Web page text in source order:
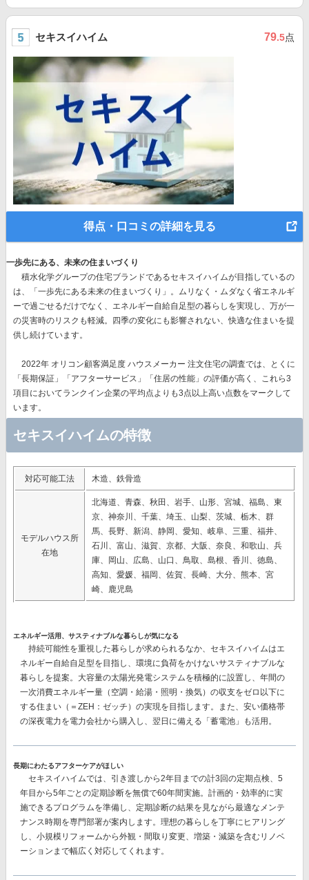
セキスイハイム 79.5点
得点・口コミの詳細を見る
一歩先にある、未来の住まいづくり
積水化学グループの住宅ブランドであるセキスイハイムが目指しているの
は、
「一歩先にある未来の住まいづくり」。 ムリなく・ムダなく省エネルギ
ーで過ごせるだけでなく、エネルギー自給自足型の暮らしを実現し、万が一
の災害時のリスクも軽減。四季の変化にも影響されない、快適な住まいを提
供し続けています。
2022年 オリコン顧客満足度 ハウスメーカー 注文住宅の調査では、とくに
「長期保証」「アフターサービス」「住居の性能」の評価が高く、これら3
項目においてランクイン企業の平均点よりも3点以上高い点数をマークして
います。
セキスイハイムの特徴
対応可能工法 木造、鉄骨造
モデルハウス所
在地
北海道、青森、秋田、岩手、山形、宮城、福島、東
京、神奈川、千葉、埼玉、山梨、茨城、栃木、群
馬、長野、新潟、静岡、愛知、岐阜、三重、福井、
石川、富山、滋賀、京都、大阪、奈良、和歌山、兵
庫、岡山、広島、山口、鳥取、島根、香川、徳島、
高知、愛媛、福岡、佐賀、長崎、大分、熊本、宮
崎、鹿児島
エネルギー活用、サスティナブルな暮らしが気になる
持続可能性を重視した暮らしが求められるなか、セキスイハイムはエ
ネルギー自給自足型を目指し、環境に負荷をかけないサスティナブルな
暮らしを提案。大容量の太陽光発電システムを積極的に設置し、 年間の
一次消費エネルギー量（空調・給湯・照明・換気）の収支をゼロ以下に
する住まい（＝ZEH：ゼッチ）の実現を目指します。また、安い価格帯
の深夜電力を電力会社から購入し、翌日に備える 「蓄電池」 も活用。
長期にわたるアフターケアがほしい
セキスイハイムでは、 引き渡しから2年目までの計3回の定期点検、 5
年目から5年ごとの定期診断を無償で60年間実施。計画的・効率的に実
施できるプログラムを準備し、定期診断の結果を見ながら最適なメンテ
ナンス時期を専門部署が案内します。理想の暮らしを丁寧にヒアリング
し、小規模リフォームから外観・間取り変更、増築・減築を含むリノベ
ーションまで幅広く対応してくれます。